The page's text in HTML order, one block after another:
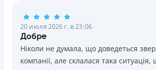
20 июля 2026 г. в 23:06
Добре
Ніколи не думала, що доведеться
компанії, але склалася така